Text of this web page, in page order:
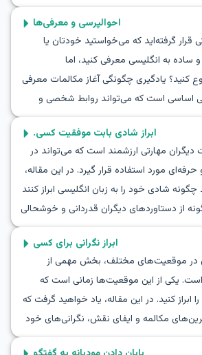
یاد خواهید گرفت که چگونه کسی را به دیدن
کنید و با مجموعه‌ای از واژگان و عبارات
در این راه به شما کمک کنند. علاوه بر
واقعی را در اختیار شما قرار می‌دهیم و به
با تمرین مکالمه‌ای به زبان انگلیسی
در چنین تعاملات واقعی مهارت پیدا
احوالپرسی و معرفی‌ها
قرار گرفته‌اید که می‌خواستید خودتان یا
ساده به انگلیسی معرفی کنید، اما
کنید؟ یادگیری چگونگی آغاز مکالمات معرفی
اساسی است که می‌تواند روابط شخصی و
در این مقاله به شما خواهیم آموخت که
سلام کنید و معرفی‌های مؤثری انجام دهید. با
کلیدی، قادر خواهید بود به‌راحتی در
مختلف نقش‌آفرینی کنید. ادامه دهید تا
معرفی به زبان انگلیسی، ارتباطات خود را
ابراز شادی بابت موفقیت کسی.
دیگران مهارتی ارزشمند است که می‌تواند در
مورد استفاده قرار گیرد. در این مقاله،
چگونه شادی خود را به زبان انگلیسی ابراز کنند
از دستاوردهای دیگران قدردانی و خوشحالی
عملی و مثال‌های نقش‌آفرینی، عبارات کلیدی
مهارت‌های مکالمه انگلیسی ارائه می‌شود.
فرهنگی دریافت خواهند کرد تا بهتر بفهمند
طور واقعی ابراز کنند. تا پایان این مقاله،
بود تا موفقیت دوستان، خانواده و همکاران
انگلیسی جشن بگیرند.
ابراز نگرانی برای کسی
در موقعیت‌های مختلف، بخش مهمی از
است. یکی از این موقعیت‌ها زمانی است که
ابراز کنید. در این مقاله، یاد خواهید گرفت که
مکالمه و ایفای نقش، نگرانی‌های خود
آشنایی با دیالوگ‌های ابراز نگرانی و